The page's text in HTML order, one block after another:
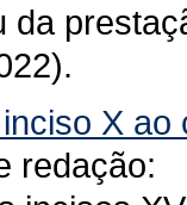
da
X ao
redação: